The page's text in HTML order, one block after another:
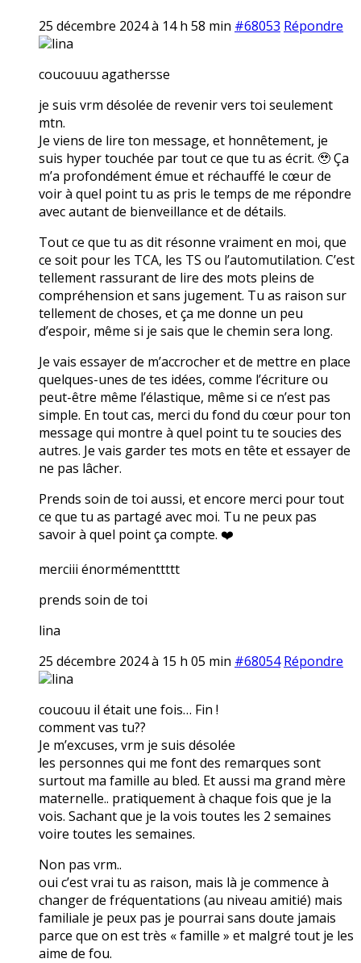
25 décembre 2024 à 14 h 58 min #68053 Répondre
lina
coucouuu agathersse
je suis vrm désolée de revenir vers toi seulement
mtn.
Je viens de lire ton message, et honnêtement, je
suis hyper touchée par tout ce que tu as écrit. 🥹 Ça
m’a profondément émue et réchauffé le cœur de
voir à quel point tu as pris le temps de me répondre
avec autant de bienveillance et de détails.
Tout ce que tu as dit résonne vraiment en moi, que
ce soit pour les TCA, les TS ou l’automutilation. C’est
tellement rassurant de lire des mots pleins de
compréhension et sans jugement. Tu as raison sur
tellement de choses, et ça me donne un peu
d’espoir, même si je sais que le chemin sera long.
Je vais essayer de m’accrocher et de mettre en place
quelques-unes de tes idées, comme l’écriture ou
peut-être même l’élastique, même si ce n’est pas
simple. En tout cas, merci du fond du cœur pour ton
message qui montre à quel point tu te soucies des
autres. Je vais garder tes mots en tête et essayer de
ne pas lâcher.
Prends soin de toi aussi, et encore merci pour tout
ce que tu as partagé avec moi. Tu ne peux pas
savoir à quel point ça compte. ❤️
merciii énormémenttttt
prends soin de toi
lina
25 décembre 2024 à 15 h 05 min #68054 Répondre
lina
coucouu il était une fois… Fin !
comment vas tu??
Je m’excuses, vrm je suis désolée
les personnes qui me font des remarques sont
surtout ma famille au bled. Et aussi ma grand mère
maternelle.. pratiquement à chaque fois que je la
vois. Sachant que je la vois toutes les 2 semaines
voire toutes les semaines.
Non pas vrm..
oui c’est vrai tu as raison, mais là je commence à
changer de fréquentations (au niveau amitié) mais
familiale je peux pas je pourrai sans doute jamais
parce que on est très « famille » et malgré tout je les
aime de fou.